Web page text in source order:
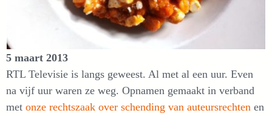
5 maart 2013
RTL Televisie is langs geweest. Al met al een uur. Even
na vijf uur waren ze weg. Opnamen gemaakt in verband
met onze rechtszaak over schending van auteursrechten en